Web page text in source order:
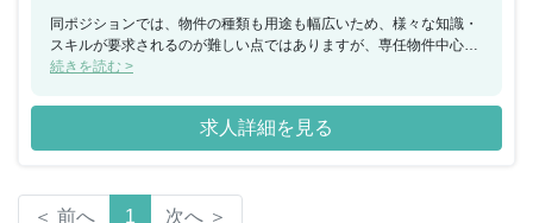
同ポジションでは、物件の種類も⽤途も幅広いため、様々な知識・
スキルが要求されるのが難しい点ではありますが、専任物件中⼼な
ので利幅が⼤きく、時間のコントロールもしやすい（⽇・祝に休め
た時間内で最⾼のパフォーマンスを出し、仕事の質も同時に⾼めて
います。 また営業の成果はバックヤードのサポートがあってこそと
いう想いがあり、営業支援の部署を非常に充実させています。 代表
続きを読む >
求人詳細を見る
＜ 前へ 1 次へ ＞